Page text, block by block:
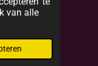
van alle